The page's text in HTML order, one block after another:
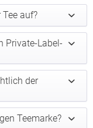
auf?
Private-Label-
der
Teemarke?